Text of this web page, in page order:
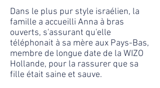
Dans le plus pur style israélien, la
famille a accueilli Anna à bras
ouverts, s'assurant qu'elle
téléphonait à sa mère aux Pays-Bas,
membre de longue date de la WIZO
Hollande, pour la rassurer que sa
fille était saine et sauve.